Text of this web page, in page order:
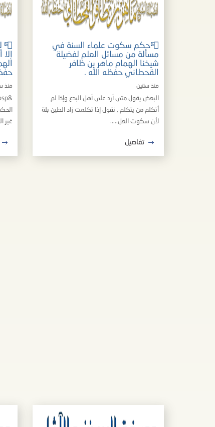
📮حكم سكوت علماء السنة في
مسألة من مسائل العلم لفضيلة
شيخنا الهمام ماهر بن ظافر
القحطاني حفظه الله .
منذ سنتين
البعض يقول متى أرد على أهل البدع وإذا لم
أتكلم من يتكلم , نقول إذا تكلمت زاد الطين بلة
لأن سكوت العل.....
تفاصيل
📮
منذ
غير